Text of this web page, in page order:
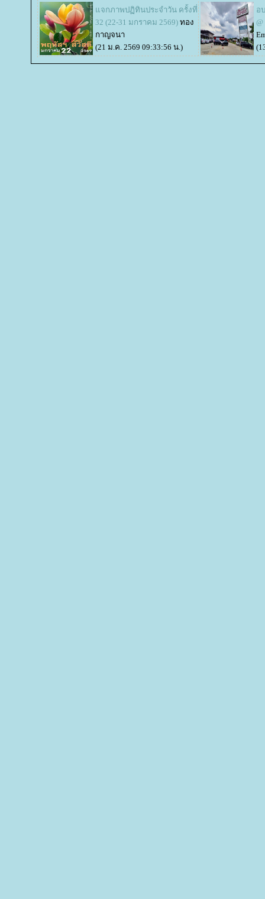
จกภาพปฏิทินประจำวัน ครั้งที่
32 (22-31 มกราคม 2569) ทอง
กาญจนา
(21 ม.ค. 2569 09:33:56 น.)
อ